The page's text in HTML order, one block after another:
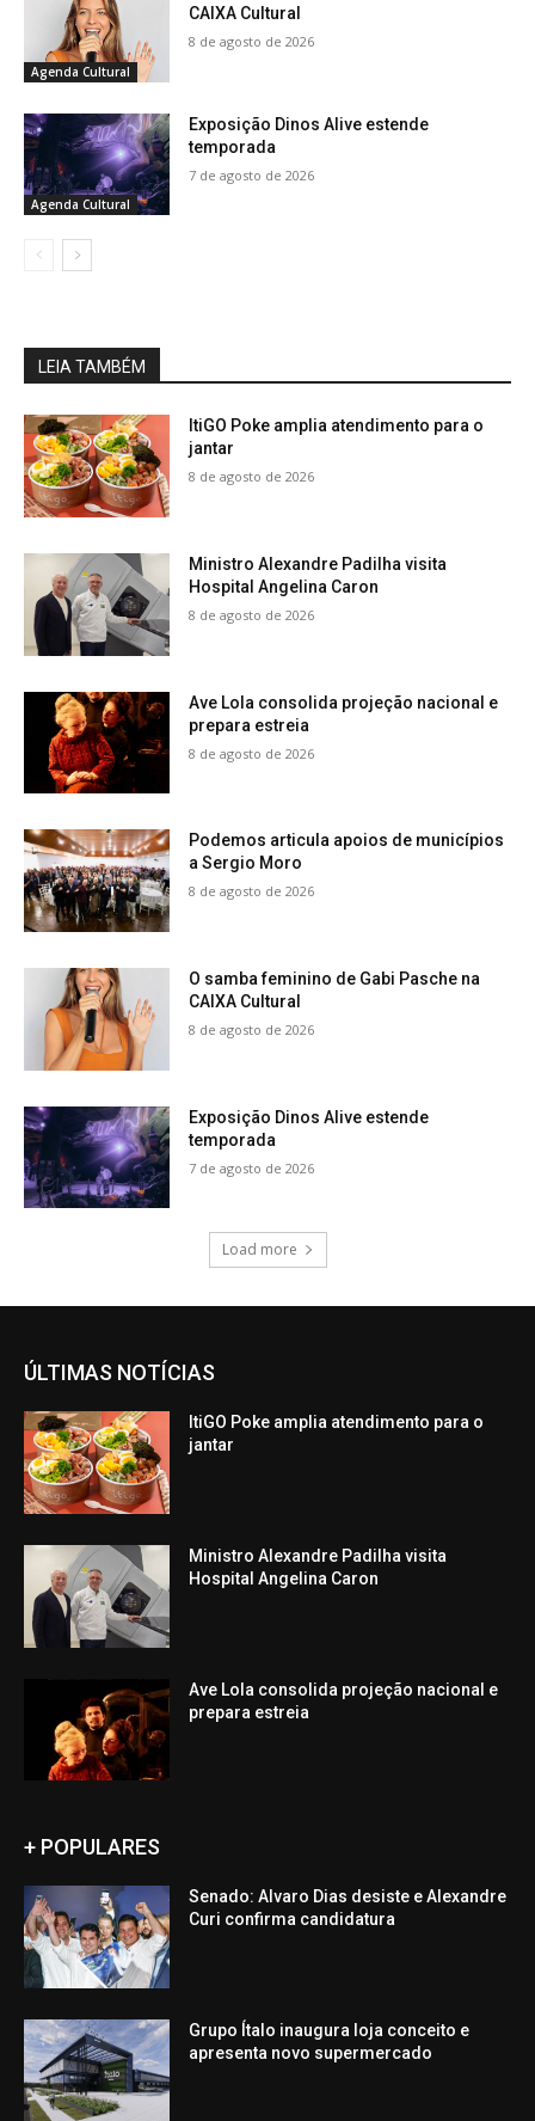
Agenda Cultural
CAIXA Cultural
8 de agosto de 2026
Agenda Cultural
Exposição Dinos Alive estende
temporada
7 de agosto de 2026
LEIA TAMBÉM
ItiGO Poke amplia atendimento para o
jantar
8 de agosto de 2026
Ministro Alexandre Padilha visita
Hospital Angelina Caron
8 de agosto de 2026
Ave Lola consolida projeção nacional e
prepara estreia
8 de agosto de 2026
Podemos articula apoios de municípios
a Sergio Moro
8 de agosto de 2026
O samba feminino de Gabi Pasche na
CAIXA Cultural
8 de agosto de 2026
Exposição Dinos Alive estende
temporada
7 de agosto de 2026
Load more
ÚLTIMAS NOTÍCIAS
ItiGO Poke amplia atendimento para o
jantar
Ministro Alexandre Padilha visita
Hospital Angelina Caron
Ave Lola consolida projeção nacional e
prepara estreia
+ POPULARES
Senado: Alvaro Dias desiste e Alexandre
Curi confirma candidatura
Grupo Ítalo inaugura loja conceito e
apresenta novo supermercado